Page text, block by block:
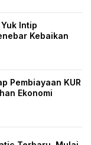
Intip
Kebaikan
Pembiayaan KUR
Ekonomi